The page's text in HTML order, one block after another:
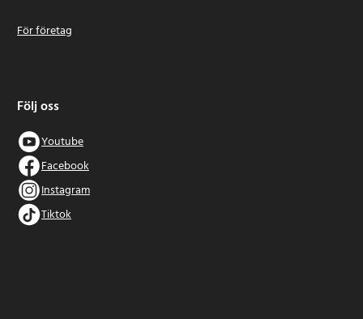
För företag
Följ oss
Youtube
Facebook
Instagram
Tiktok